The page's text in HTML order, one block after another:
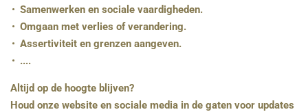
Samenwerken en sociale vaardigheden.
Omgaan met verlies of verandering.
Assertiviteit en grenzen aangeven.
....
Altijd op de hoogte blijven?
Houd onze website en sociale media in de gaten voor updates